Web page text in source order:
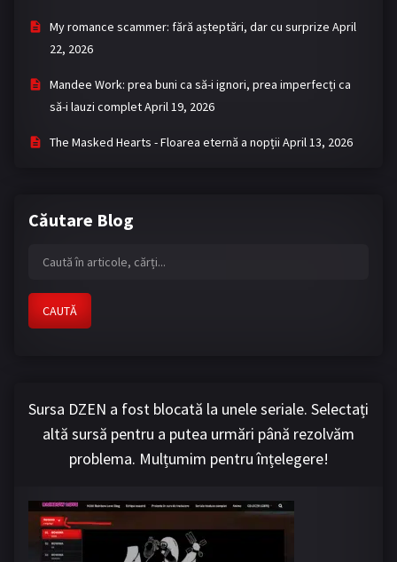
My romance scammer: fără așteptări, dar cu surprize April
22, 2026
Mandee Work: prea buni ca să-i ignori, prea imperfecți ca
să-i lauzi completApril 19, 2026
The Masked Hearts - Floarea eternă a nopții April 13, 2026
Căutare Blog
CAUTĂ
Sursa DZEN a fost blocată la unele seriale. Selectați
altă sursă pentru a putea urmări până rezolvăm
problema. Mulțumim pentru înțelegere!